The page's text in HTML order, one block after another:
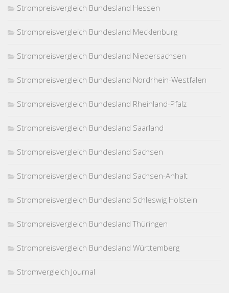
Strompreisvergleich Bundesland Hessen
Strompreisvergleich Bundesland Mecklenburg
Strompreisvergleich Bundesland Niedersachsen
Strompreisvergleich Bundesland Nordrhein-Westfalen
Strompreisvergleich Bundesland Rheinland-Pfalz
Strompreisvergleich Bundesland Saarland
Strompreisvergleich Bundesland Sachsen
Strompreisvergleich Bundesland Sachsen-Anhalt
Strompreisvergleich Bundesland Schleswig Holstein
Strompreisvergleich Bundesland Thüringen
Strompreisvergleich Bundesland Württemberg
Stromvergleich Journal